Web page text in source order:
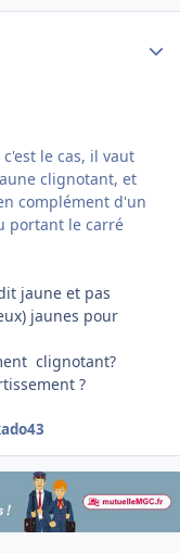
le cas, il vaut
clignotant, et
complément d'un
portant le carré
jaune et pas
jaunes pour
clignotant?
?